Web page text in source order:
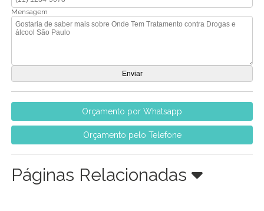
Mensagem
Orçamento por Whatsapp
Orçamento pelo Telefone
Páginas Relacionadas